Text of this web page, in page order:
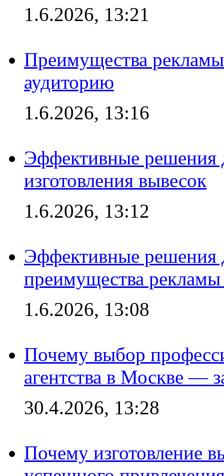
1.6.2026, 13:21
Преимущества
аудиторию
1.6.2026, 13:16
Эффективные решения
изготовления вывесок
1.6.2026, 13:12
Эффективные решения
преимущества рекламы
1.6.2026, 13:08
Почему выбор
агентства в Москве —
30.4.2026, 13:28
Почему изготовление